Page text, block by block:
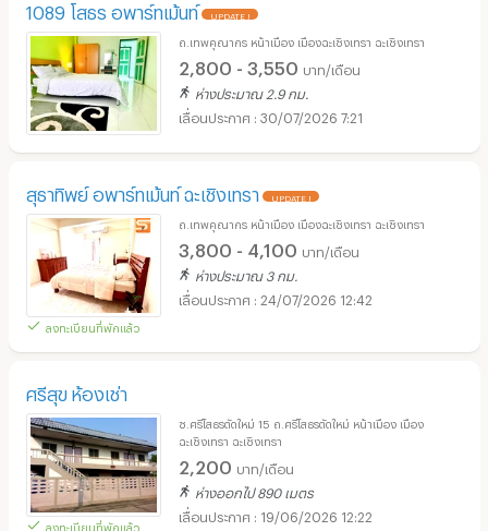
1089 โสธร อพาร์ทเม้นท์ UPDATE !
ถ.เทพคุณากร หน้าเมือง เมืองฉะเชิงเทรา ฉะเชิงเทรา
2,800 - 3,550 บาท/เดือน
ห่างประมาณ 2.9 กม.
30/07/2026 7:21
สุธาทิพย์ อพาร์ทเม้นท์ ฉะเชิงเทรา UPDATE !
ลงทะเบียนที่พักแล้ว
ถ.เทพคุณากร หน้าเมือง เมืองฉะเชิงเทรา ฉะเชิงเทรา
3,800 - 4,100 บาท/เดือน
ห่างประมาณ 3 กม.
24/07/2026 12:42
ศรีสุข ห้องเช่า
ลงทะเบียนที่พักแล้ว
ซ.ศรีโสธรตัดใหม่ 15 ถ.ศรีโสธรตัดใหม่ หน้าเมือง เมือง
ฉะเชิงเทรา ฉะเชิงเทรา
2,200 บาท/เดือน
ห่างออกไป 890 เมตร
19/06/2026 12:22